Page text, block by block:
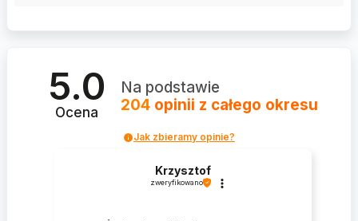
5.0
Ocena
Na podstawie
204 opinii z całego okresu
Jak zbieramy opinie?
Krzysztof
zweryfikowano